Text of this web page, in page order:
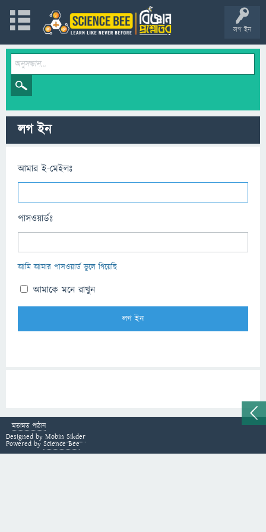
লগ ইন
লগ ইন
আমার ই-মেইলঃ
পাসওয়ার্ডঃ
আমি আমার পাসওয়ার্ড ভুলে গিয়েছি
আমাকে মনে রাখুন
মতামত পাঠান
Designed by Mobin Sikder
Powered by Science Bee